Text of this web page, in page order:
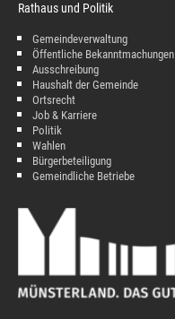
Rathaus und Politik
Gemeindeverwaltung
Öffentliche Bekanntmachungen
Ausschreibung
Haushalt der Gemeinde
Ortsrecht
Job & Karriere
Politik
Wahlen
Bürgerbeteiligung
Gemeindliche Betriebe